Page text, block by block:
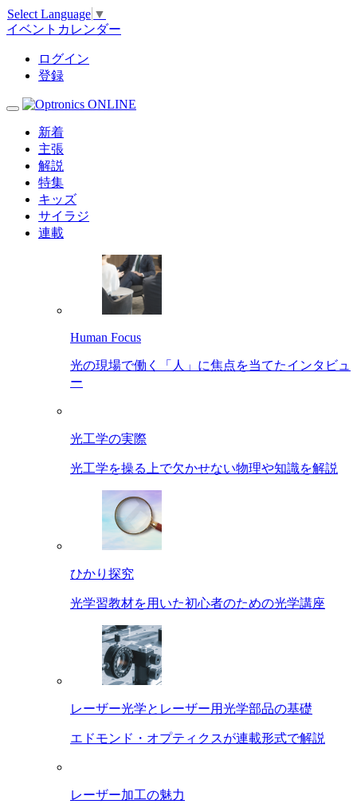
Select Language ▼
イベントカレンダー
ログイン
登録
新着
主張
解説
特集
キッズ
サイラジ
連載
Human Focus
光の現場で働く「人」に焦点を当てたインタビュ
ー
光工学の実際
光工学を操る上で欠かせない物理や知識を解説
ひかり探究
光学習教材を用いた初心者のための光学講座
レーザー光学とレーザー用光学部品の基礎
エドモンド・オプティクスが連載形式で解説
レーザー加工の魅力